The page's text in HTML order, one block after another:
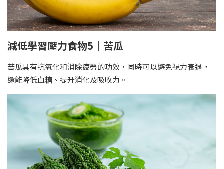
減低學習壓力食物5｜苦瓜
苦瓜具有抗氧化和消除疲勞的功效，同時可以避免視力衰退，
還能降低血糖、提升消化及吸收力。